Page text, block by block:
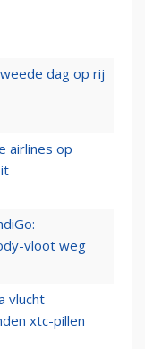
dag op rij
airlines op
vloot weg
vlucht
xtc-pillen